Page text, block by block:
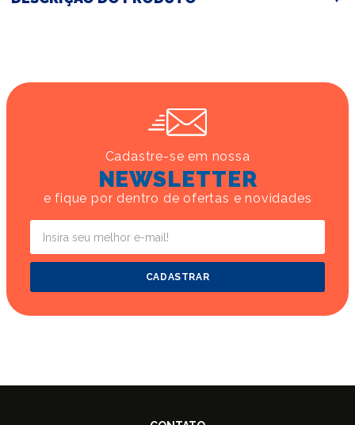
Cadastre-se em nossa
NEWSLETTER
e fique por dentro de ofertas e novidades
CADASTRAR